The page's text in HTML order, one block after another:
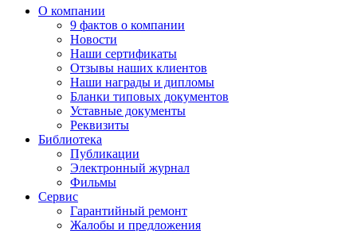
О компании
9 фактов о компании
Новости
Наши сертификаты
Отзывы наших клиентов
Наши награды и дипломы
Бланки типовых документов
Уставные документы
Реквизиты
Библиотека
Публикации
Электронный журнал
Фильмы
Сервис
Гарантийный ремонт
Жалобы и предложения